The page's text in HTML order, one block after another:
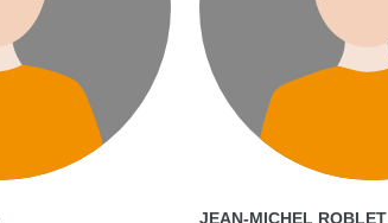
JEAN-MICHEL ROBLET